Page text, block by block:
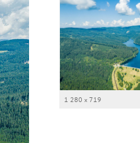
1 280 x 719